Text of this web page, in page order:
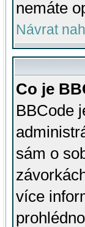
nemáte
Návrat
Co je
BBCode
sám o
více